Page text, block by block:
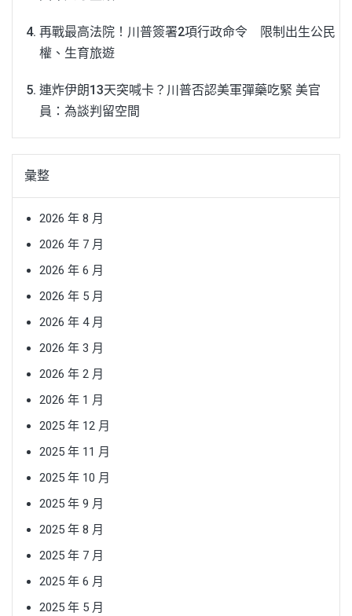
再戰最高法院！川普簽署2項行政命令 限制出生公民
權、生育旅遊
連炸伊朗13天突喊卡？川普否認美軍彈藥吃緊 美官
員：為談判留空間
彙整
2026 年 8 月
2026 年 7 月
2026 年 6 月
2026 年 5 月
2026 年 4 月
2026 年 3 月
2026 年 2 月
2026 年 1 月
2025 年 12 月
2025 年 11 月
2025 年 10 月
2025 年 9 月
2025 年 8 月
2025 年 7 月
2025 年 6 月
2025 年 5 月